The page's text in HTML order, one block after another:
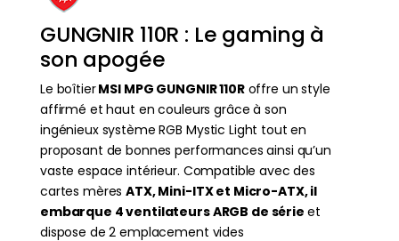
GUNGNIR 110R : Le gaming à
son apogée
Le boîtierMSI MPG GUNGNIR 110Roffre un style
affirmé et haut en couleurs grâce à son
ingénieux système RGB Mystic Light tout en
proposant de bonnes performances ainsi qu’un
vaste espace intérieur. Compatible avec des
cartes mèresATX, Mini-ITX et Micro-ATX, il
embarque 4 ventilateurs ARGB de série et
dispose de 2 emplacement vides